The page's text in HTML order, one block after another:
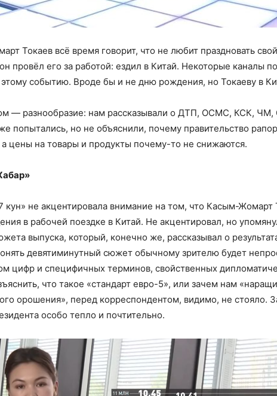
Токаев всё время говорит, что не любит праздновать
он провёл его за работой: ездил в Китай. Некоторые каналы
этому событию. Вроде бы и не дню рождения, но Токаеву в
— разнообразие: нам рассказывали о ДТП, ОСМС, КСК, ЧМ,
попытались, но не объяснили, почему правительство
цены на товары и продукты почему-то не снижаются.
кун» не акцентировала внимание на том, что Касым-Жомарт
в рабочей поездке в Китай. Не акцентировал, но
выпуска, который, конечно же, рассказывал о
девятиминутный сюжет обычному зрителю будет
цифр и специфичных терминов, свойственных
что такое «стандарт евро-5», или зачем нам
орошения», перед корреспондентом, видимо, не стояло.
особо тепло и почтительно.